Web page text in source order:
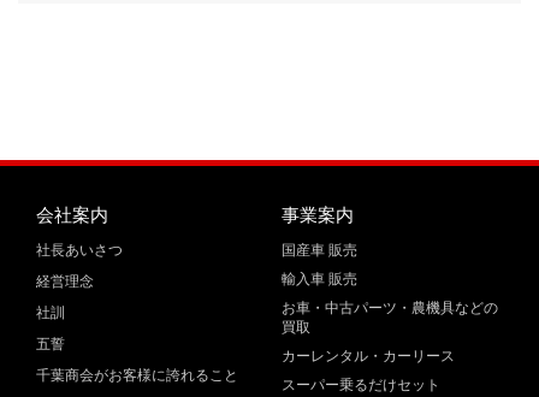
会社案内
社長あいさつ
経営理念
社訓
五誓
千葉商会がお客様に誇れること
事業案内
国産車 販売
輸入車 販売
お車・中古パーツ・農機具などの
買取
カーレンタル・カーリース
スーパー乗るだけセット